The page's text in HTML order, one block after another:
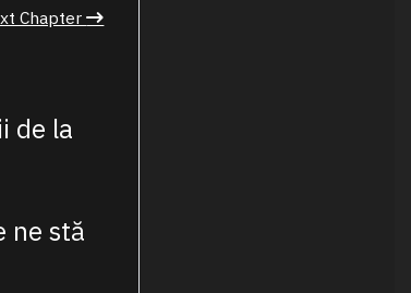
Chapter
de la
ne stă